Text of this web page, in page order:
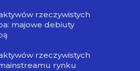
rzeczywistych
majowe debiuty
rzeczywistych
rynku